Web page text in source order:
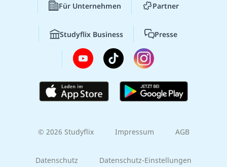
Für Unternehmen Partner
Studyflix Business Presse
© 2026 Studyflix Impressum AGB
Datenschutz Datenschutz-Einstellungen